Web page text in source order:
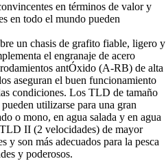
en términos de valor y
en todo el mundo pueden
un chasis de grafito fiable, ligero y
el engranaje de acero
antÓxido (A-RB) de alta
aseguran el buen funcionamiento
condiciones. Los TLD de tamaño
utilizarse para una gran
o mono, en agua salada y en agua
II (2 velocidades) de mayor
y son más adecuados para la pesca
y poderosos.